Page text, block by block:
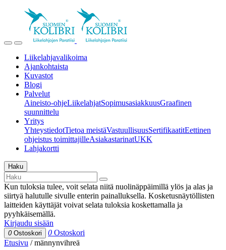
Liikelahjavalikoima
Ajankohtaista
Kuvastot
Blogi
Palvelut
Aineisto-ohjeLiikelahjatSopimusasiakkuusGraafinen
suunnittelu
Yritys
YhteystiedotTietoa meistäVastuullisuusSertifikaatitEettinen
ohjeistus toimittajilleAsiakastarinatUKK
Lahjakortti
Haku
Kun tuloksia tulee, voit selata niitä nuolinäppäimillä ylös ja alas ja
siirtyä halutulle sivulle enterin painalluksella. Kosketusnäytöllisten
laitteiden käyttäjät voivat selata tuloksia koskettamalla ja
pyyhkäisemällä.
Kirjaudu sisään
0 Ostoskori 0 Ostoskori
Etusivu /männynvihreä